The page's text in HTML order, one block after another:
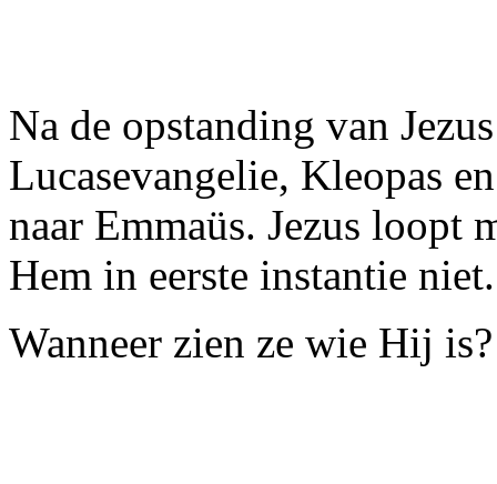
Na de opstanding van
Lucasevangelie, Kleopas
naar Emmaüs. Jezus loopt
Hem in eerste instantie
Wanneer zien ze wie Hij is?